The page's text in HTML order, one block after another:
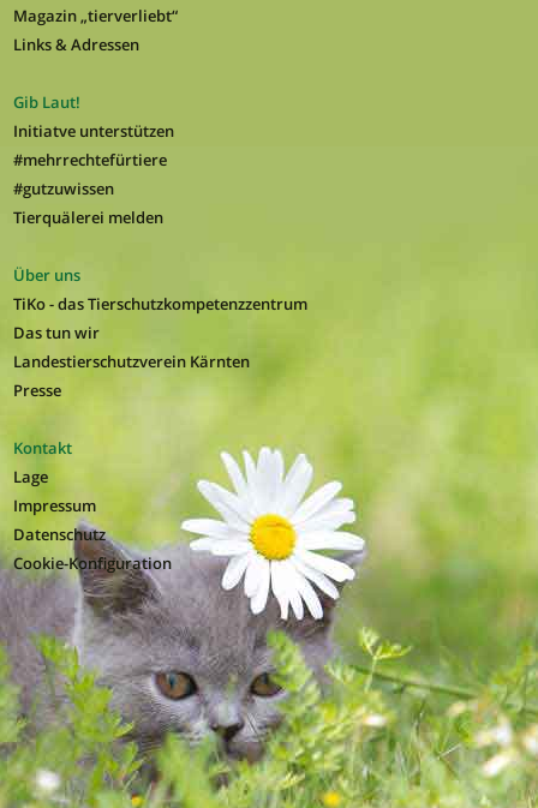
Magazin „tierverliebt“
Links & Adressen
Gib Laut!
Initiatve unterstützen
#mehrrechtefürtiere
#gutzuwissen
Tierquälerei melden
Über uns
TiKo - das Tierschutzkompetenzzentrum
Das tun wir
Landestierschutzverein Kärnten
Presse
Kontakt
Lage
Impressum
Datenschutz
Cookie-Konfiguration